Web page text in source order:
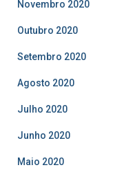
Novembro 2020
Outubro 2020
Setembro 2020
Agosto 2020
Julho 2020
Junho 2020
Maio 2020